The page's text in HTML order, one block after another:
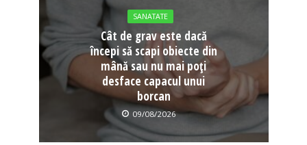
SANATATE
Cât de grav este dacă
începi să scapi obiecte din
mână sau nu mai poți
desface capacul unui
borcan
09/08/2026